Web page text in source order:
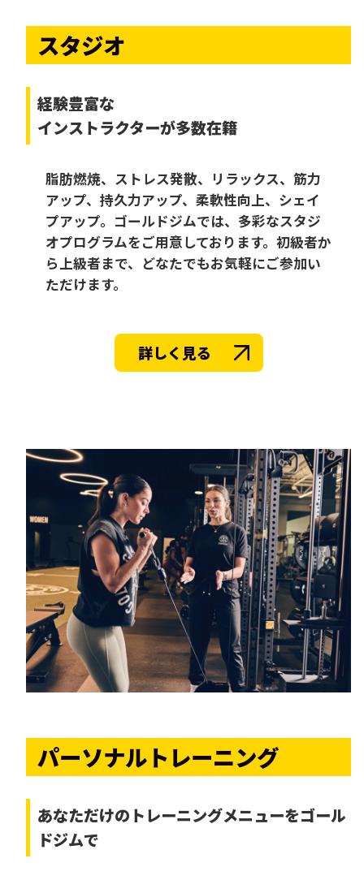
スタジオ
経験豊富な
インストラクターが多数在籍
脂肪燃焼、ストレス発散、リラックス、筋力
アップ、持久力アップ、柔軟性向上、シェイ
プアップ。ゴールドジムでは、多彩なスタジ
オプログラムをご用意しております。初級者か
ら上級者まで、どなたでもお気軽にご参加い
ただけます。
詳しく見る
パーソナルトレーニング
あなただけの トレーニングメニューをゴール
ドジムで